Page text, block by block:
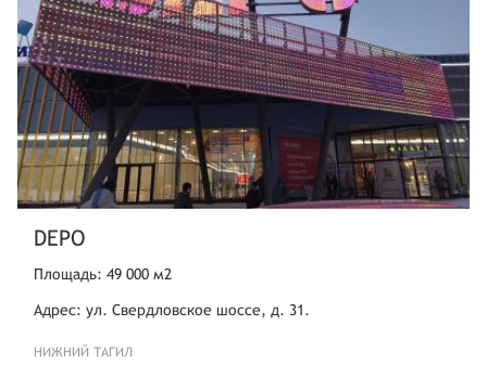
DEPO
Площадь: 49 000 м2
Адрес: ул. Свердловское шоссе, д. 31.
НИЖНИЙ ТАГИЛ